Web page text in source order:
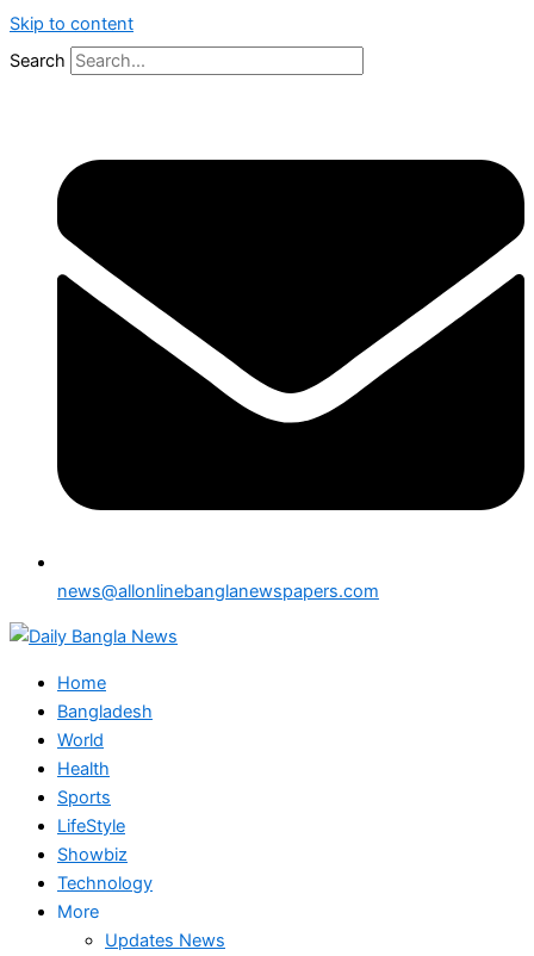
Skip to content
Search
news@allonlinebanglanewspapers.com
Home
Bangladesh
World
Health
Sports
LifeStyle
Showbiz
Technology
More
Updates News